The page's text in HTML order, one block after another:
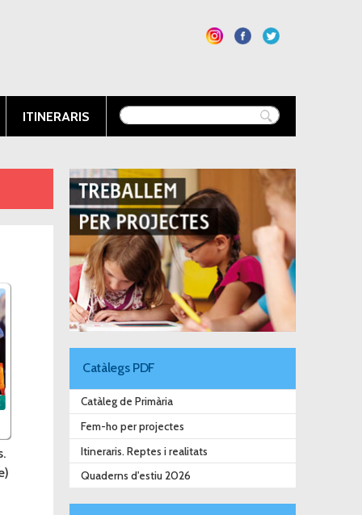
ITINERARIS
Catàlegs PDF
Catàleg de Primària
Fem-ho per projectes
Itineraris. Reptes i realitats
Quaderns d'estiu 2026